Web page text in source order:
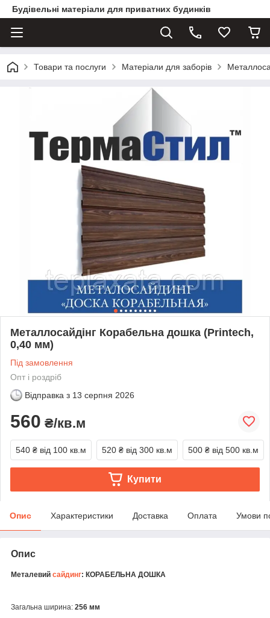
Будівельні матеріали для приватних будинків
Товари та послуги Матеріали для заборів
Металлосайдінг Корабельна дошка (Printech,
0,40 мм)
Під замовлення
Опт і роздріб
Відправка з 13 серпня 2026
560 ₴/кв.м
540 ₴ від 100 кв.м 520 ₴ від 300 кв.м 500 ₴ від 500 кв.м
Купити
Опис Характеристики Доставка Оплата Умови
Опис
Металевий сайдинг: КОРАБЕЛЬНА ДОШКА
Загальна ширина: 256 мм